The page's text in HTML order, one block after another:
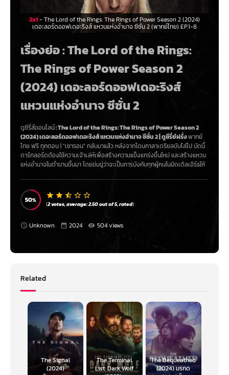
2x1- The Lord of the Rings: The Rings of Power Season 2 (2024)
เดอะลอร์ดออฟเดอะริงส์ แหวนแห่งอำนาจ ซีซั่น 2 (พากย์ไทย) EP.1-8
เรื่องย่อ : The Lord of the Rings:
The Rings of Power Season 2
(2024) เดอะลอร์ดออฟเดอะริงส์
แหวนแห่งอำนาจ ซีซั่น 2
ดูซีรี่ส์ออนไลน์:The Lord of the Rings: The Rings of Power Season 2
(2024) เดอะลอร์ดออฟเดอะริงส์ แหวนแห่งอำนาจ ซีซั่น 2|ดูซีรี่ย์ฝรั่งพากย์
ไทย ฟรี ทุกตอน | "เซารอน" กลับมาแล้ว หลังจากโดนกาลาเดรียลขับไล่ไป บัดนี้
ดาร์กลอร์ดต้องใช้ความเจ้าเล่ห์เพื่อสร้างความแข็งแกร่งขึ้นใหม่ และสร้างแหวน
แห่งอำนาจในตำนานขึ้นมา โดยข่มขู่ว่าจะเป็นการบังคับทุกผู้คนในมิดเดิลเอิร์ธให้
เข้าสู่กระแสแห่งความมืดมิดที่ก่อตัวเพิ่มขึ้น ท้าทายให้แต่ละคนค้นหาตำแหน่งแห่ง
ที่ของตนในโลกที่จวนเจียนจะเกิดหายนะ
50
(2votes, average:2.50out of 5,rated)
Unknown 2024 504 views
Related
The Signal
(2024)
The Terminal
List: Dark Wolf
The Bequeathed
(2024) มรกด